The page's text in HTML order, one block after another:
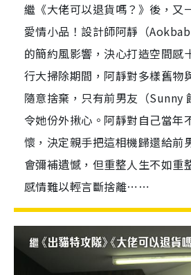
繼《大佬可以退貨嗎？》後，又
愛情小品！設計師阿靜（
的簡約風影響，決心打造空間感
行大掃除期間，阿靜對多樣舊物
隨意捨棄，只有前男友（Sunny
令她份外揪心。阿靜對自己當年
懷，決定親手把這相機歸還給前
會彌補遺憾，但重整人生不如重
感情難以輕言斷捨離⋯⋯